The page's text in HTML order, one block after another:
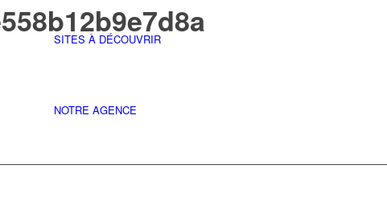
SITES À DÉCOUVRIR
NOTRE AGENCE